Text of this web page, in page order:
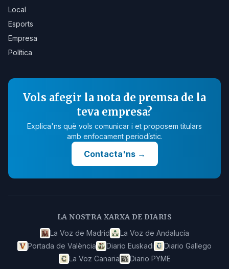
Local
Esports
Empresa
Política
Vols afegir la nota de premsa de la
teva empresa?
Explica'ns què vols comunicar i et proposem titulars
amb enfocament periodístic.
Contacta'ns→
LA NOSTRA XARXA DE DIARIS
La Voz de Madrid
La Voz de Andalucía
Portada de València
Diario Euskadi
Diario Gallego
La Voz Canaria
Diario PYME